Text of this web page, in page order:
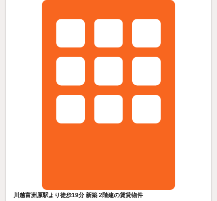
川越富洲原駅より徒歩19分 新築 2階建の賃貸物件